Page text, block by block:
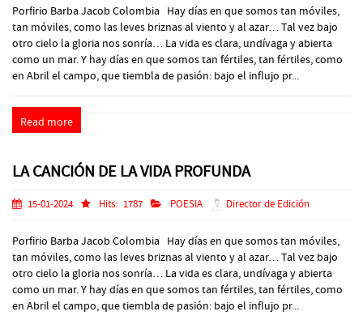
Porfirio Barba Jacob Colombia Hay días en que somos tan móviles,
tan móviles, como las leves briznas al viento y al azar… Tal vez bajo
otro cielo la gloria nos sonría… La vida es clara, undívaga y abierta
como un mar. Y hay días en que somos tan fértiles, tan fértiles, como
en Abril el campo, que tiembla de pasión: bajo el influjo pr...
Read more
LA CANCIÓN DE LA VIDA PROFUNDA
15-01-2024 Hits: 1787 POESIA Director de Edición
Porfirio Barba Jacob Colombia Hay días en que somos tan móviles,
tan móviles, como las leves briznas al viento y al azar… Tal vez bajo
otro cielo la gloria nos sonría… La vida es clara, undívaga y abierta
como un mar. Y hay días en que somos tan fértiles, tan fértiles, como
en Abril el campo, que tiembla de pasión: bajo el influjo pr...